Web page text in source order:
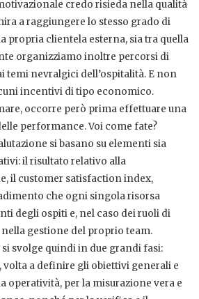
credo risieda nella qualità
a raggiungere lo stesso grado di
propria clientela esterna, sia tra quella
organizziamo inoltre percorsi di
temi nevralgici dell’ospitalità. E non
incentivi di tipo economico.
occorre però prima effettuare una
performance. Voi come fate?
si basano su elementi sia
il risultato relativo alla
il customer satisfaction index,
che ogni singola risorsa
degli ospiti e, nel caso dei ruoli di
gestione del proprio team.
svolge quindi in due grandi fasi:
volta a definire gli obiettivi generali e
operatività, per la misurazione vera e